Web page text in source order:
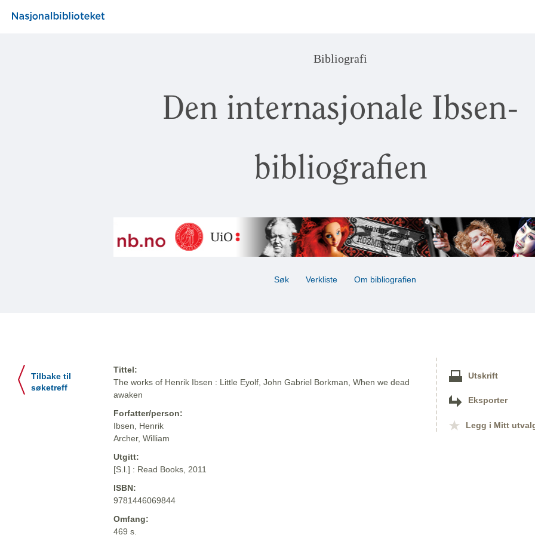
Bibliografi
Den internasjonale Ibsen-
bibliografien
Søk Verkliste Om bibliografien
Tilbake til
søketreff
Tittel:
The works of Henrik Ibsen : Little Eyolf, John Gabriel Borkman, When we dead
awaken
Forfatter/person:
Ibsen, Henrik
Archer, William
Utgitt:
[S.l.] : Read Books, 2011
ISBN:
9781446069844
Omfang:
469 s.
Utskrift
Eksporter
Legg i Mitt